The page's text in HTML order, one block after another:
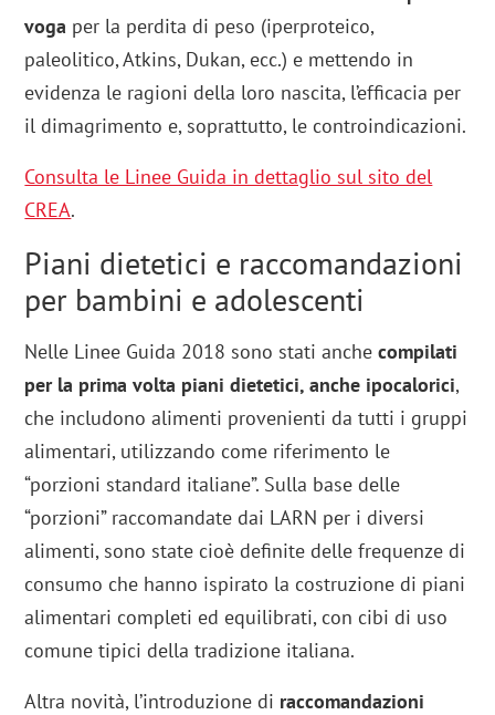
voga per la perdita di peso (iperproteico,
paleolitico, Atkins, Dukan, ecc.) e mettendo in
evidenza le ragioni della loro nascita, l’efficacia per
il dimagrimento e, soprattutto, le controindicazioni.
Consulta le Linee Guida in dettaglio sul sito del
CREA.
Piani dietetici e raccomandazioni
per bambini e adolescenti
Nelle Linee Guida 2018 sono stati anchecompilati
per la prima volta piani dietetici, anche ipocalorici,
che includono alimenti provenienti da tutti i gruppi
alimentari, utilizzando come riferimento le
“porzioni standard italiane”. Sulla base delle
“porzioni” raccomandate dai LARN per i diversi
alimenti, sono state cioè definite delle frequenze di
consumo che hanno ispirato la costruzione di piani
alimentari completi ed equilibrati, con cibi di uso
comune tipici della tradizione italiana.
Altra novità, l’introduzione di raccomandazioni